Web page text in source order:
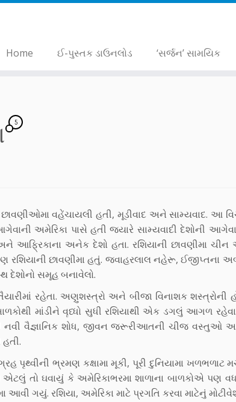
Home ઈ-પુસ્તક ડાઉનલોડ ‘સર્જન’ સામયિક
5
વહેંચાયલી હતી, મૂડીવાદ અને સામ્યવાદ. આ
અમેરિકા પાસે હતી જ્યારે સામ્યવાદી દેશોની
આફ્રિકાના અનેક દેશો હતા. રશિયાની છાવણીમા
રશિયાની છાવણીમા હતું. જવાહરલાલ નહેરૂ, ઈજીપ્તના
દેશોનો સમૂહ બનાવેલો.
રહેતા. અણુશસ્ત્રો અને બીજા વિનાશક શસ્ત્રોની
માંડીને વૄધ્ધો સુધી રશિયાથી એક ડગલું આગળ રહેવા
નવી વૈજ્ઞાનિક શોધ, જીવન જરૂરીઆતની ચીજ વસ્તુઓ
ભ્રમણ કક્ષામા મૂકી, પૂરી દુનિયામા ખળભળાટ
તો ઘવાયું કે અમેરિકાભરમા શાળાના બાળકોએ પણ
આવી ગયું. રશિયા, અમેરિકા માટે પ્રગતિ કરવા માટેનું